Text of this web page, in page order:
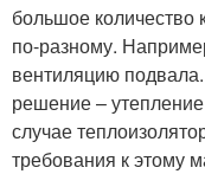
большое количество
по-разному.
вентиляцию
решение –
случае
требования к этому